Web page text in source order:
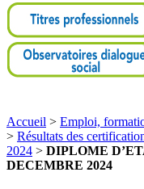
Accueil > Emploi,
> Résultats des
2024 > DIPLOME
DECEMBRE 2024